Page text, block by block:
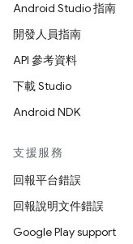
Android Studio 指南
開發人員指南
API 參考資料
下載 Studio
Android NDK
支援服務
回報平台錯誤
回報說明文件錯誤
Google Play support